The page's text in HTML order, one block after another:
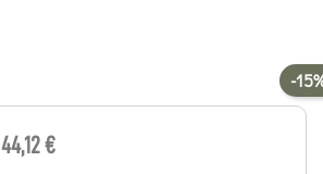
-
44,12 €